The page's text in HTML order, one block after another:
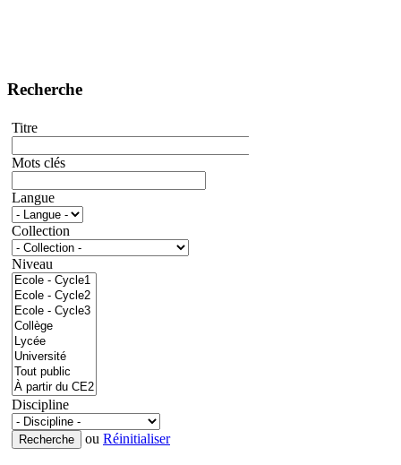
Recherche
Titre
Mots clés
Langue
Collection
Niveau
Discipline
ou Réinitialiser